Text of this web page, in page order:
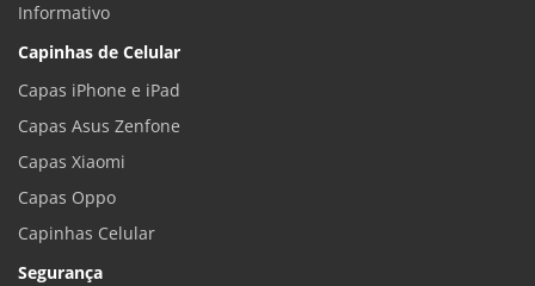
Informativo
Capinhas de Celular
Capas iPhone e iPad
Capas Asus Zenfone
Capas Xiaomi
Capas Oppo
Capinhas Celular
Segurança